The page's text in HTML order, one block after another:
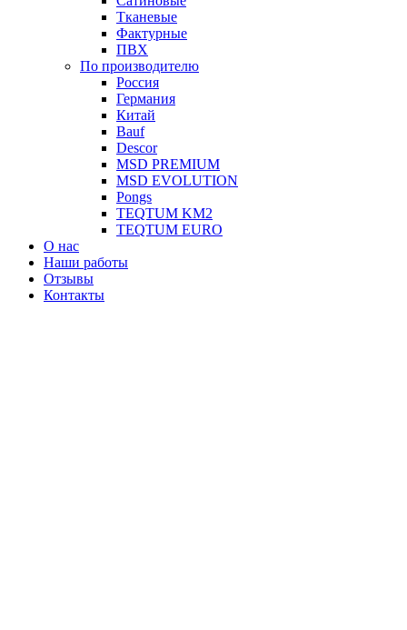
Тканевые
Фактурные
ПВХ
По производителю
Россия
Германия
Китай
Вauf
Descor
MSD PREMIUM
MSD EVOLUTION
Pongs
TEQTUM KM2
TEQTUM EURO
О нас
Наши работы
Отзывы
Контакты